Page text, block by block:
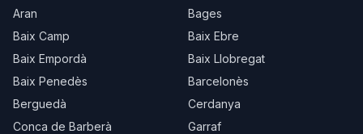
Aran
Bages
Baix Camp
Baix Ebre
Baix Empordà
Baix Llobregat
Baix Penedès
Barcelonès
Berguedà
Cerdanya
Conca de Barberà
Garraf